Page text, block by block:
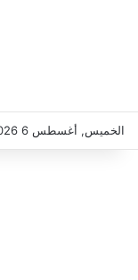
الخميس, أغسطس 6 2026